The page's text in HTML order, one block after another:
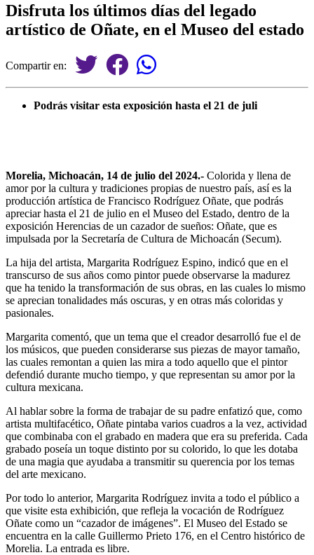
Disfruta los últimos días del legado
artístico de Oñate, en el Museo del estado
Compartir en:
Podrás visitar esta exposición hasta el 21 de juli
Morelia, Michoacán, 14 de julio del 2024.- Colorida y llena de
amor por la cultura y tradiciones propias de nuestro país, así es la
producción artística de Francisco Rodríguez Oñate, que podrás
apreciar hasta el 21 de julio en el Museo del Estado, dentro de la
exposición Herencias de un cazador de sueños: Oñate, que es
impulsada por la Secretaría de Cultura de Michoacán (Secum).
La hija del artista, Margarita Rodríguez Espino, indicó que en el
transcurso de sus años como pintor puede observarse la madurez
que ha tenido la transformación de sus obras, en las cuales lo mismo
se aprecian tonalidades más oscuras, y en otras más coloridas y
pasionales.
Margarita comentó, que un tema que el creador desarrolló fue el de
los músicos, que pueden considerarse sus piezas de mayor tamaño,
las cuales remontan a quien las mira a todo aquello que el pintor
defendió durante mucho tiempo, y que representan su amor por la
cultura mexicana.
Al hablar sobre la forma de trabajar de su padre enfatizó que, como
artista multifacético, Oñate pintaba varios cuadros a la vez, actividad
que combinaba con el grabado en madera que era su preferida. Cada
grabado poseía un toque distinto por su colorido, lo que les dotaba
de una magia que ayudaba a transmitir su querencia por los temas
del arte mexicano.
Por todo lo anterior, Margarita Rodríguez invita a todo el público a
que visite esta exhibición, que refleja la vocación de Rodríguez
Oñate como un “cazador de imágenes”. El Museo del Estado se
encuentra en la calle Guillermo Prieto 176, en el Centro histórico de
Morelia. La entrada es libre.